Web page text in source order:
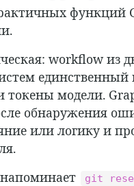
функций
workflow из
единственный
токены модели.
обнаружения
или логику и
git